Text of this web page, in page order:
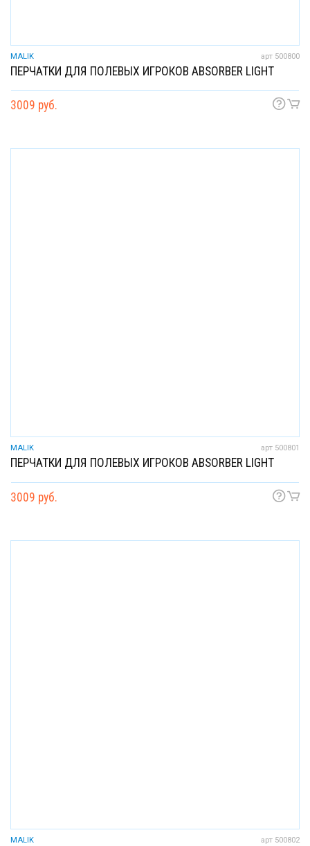
MALIK арт 500800
ПЕРЧАТКИ ДЛЯ ПОЛЕВЫХ ИГРОКОВ ABSORBER LIGHT
3009 руб.
MALIK арт 500801
ПЕРЧАТКИ ДЛЯ ПОЛЕВЫХ ИГРОКОВ ABSORBER LIGHT
3009 руб.
MALIK арт 500802